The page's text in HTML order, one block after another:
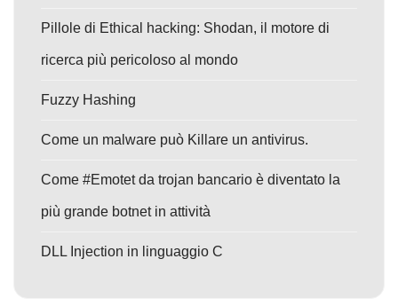
Pillole di Ethical hacking: Shodan, il motore di
ricerca più pericoloso al mondo
Fuzzy Hashing
Come un malware può Killare un antivirus.
Come #Emotet da trojan bancario è diventato la
più grande botnet in attività
DLL Injection in linguaggio C